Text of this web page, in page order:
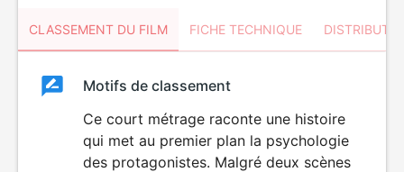
CLASSEMENT DU FILM FICHE TECHNIQUE
ClassementClassement
Motifs de classement
Ce court métrage raconte une histoire
qui met au premier plan la psychologie
des protagonistes. Malgré deux scènes